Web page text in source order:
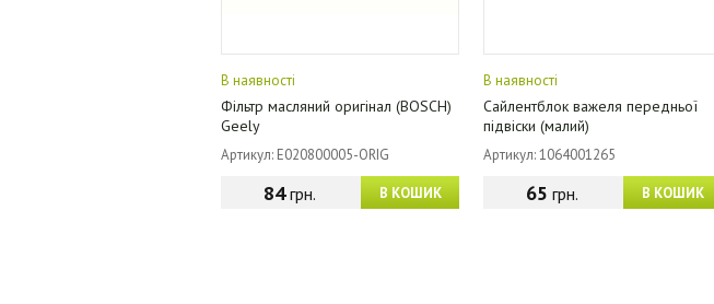
В наявності
Фільтр масляний оригінал (BOSCH)
Geely
Артикул: E020800005-ORIG
В КОШИК
84грн.
В наявності
Сайлентблок важеля передньої
підвіски (малий)
Артикул: 1064001265
В КОШИК
65 грн.